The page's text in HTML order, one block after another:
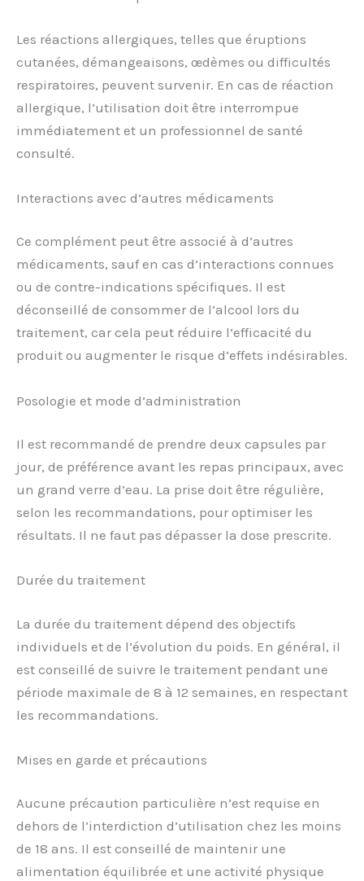
Les réactions allergiques, telles que éruptions
cutanées, démangeaisons, œdèmes ou difficultés
respiratoires, peuvent survenir. En cas de réaction
allergique, l’utilisation doit être interrompue
immédiatement et un professionnel de santé
consulté.
Interactions avec d’autres médicaments
Ce complément peut être associé à d’autres
médicaments, sauf en cas d’interactions connues
ou de contre-indications spécifiques. Il est
déconseillé de consommer de l’alcool lors du
traitement, car cela peut réduire l’efficacité du
produit ou augmenter le risque d’effets indésirables.
Posologie et mode d’administration
Il est recommandé de prendre deux capsules par
jour, de préférence avant les repas principaux, avec
un grand verre d’eau. La prise doit être régulière,
selon les recommandations, pour optimiser les
résultats. Il ne faut pas dépasser la dose prescrite.
Durée du traitement
La durée du traitement dépend des objectifs
individuels et de l’évolution du poids. En général, il
est conseillé de suivre le traitement pendant une
période maximale de 8 à 12 semaines, en respectant
les recommandations.
Mises en garde et précautions
Aucune précaution particulière n’est requise en
dehors de l’interdiction d’utilisation chez les moins
de 18 ans. Il est conseillé de maintenir une
alimentation équilibrée et une activité physique